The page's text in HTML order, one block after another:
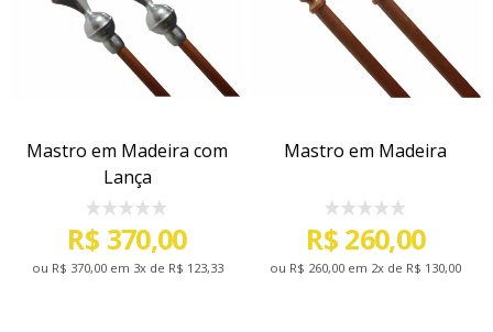
Mastro em Madeira com
Lança
R$ 370,00
ou R$ 370,00em 3x de R$ 123,33
Mastro em Madeira
R$ 260,00
ou R$ 260,00 em 2x de R$ 130,00